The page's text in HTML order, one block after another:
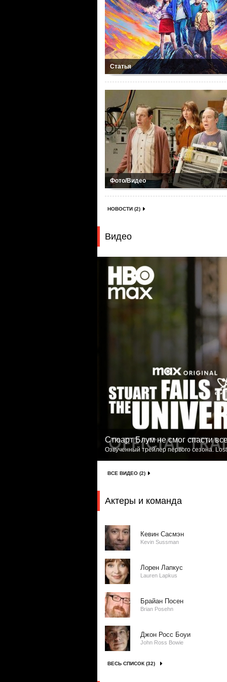
Статья
Фото/Видео
НОВОСТИ (2)
Видео
Стюарт Блум не смог спасти
Озвученный трейлер первого сезона.
ВСЕ ВИДЕО (2)
Актеры и команда
Кевин Сасмэн
Kevin Sussman
Лорен Лапкус
Lauren Lapkus
Брайан Посен
Brian Posehn
Джон Росс Боуи
John Ross Bowie
ВЕСЬ СПИСОК (32)